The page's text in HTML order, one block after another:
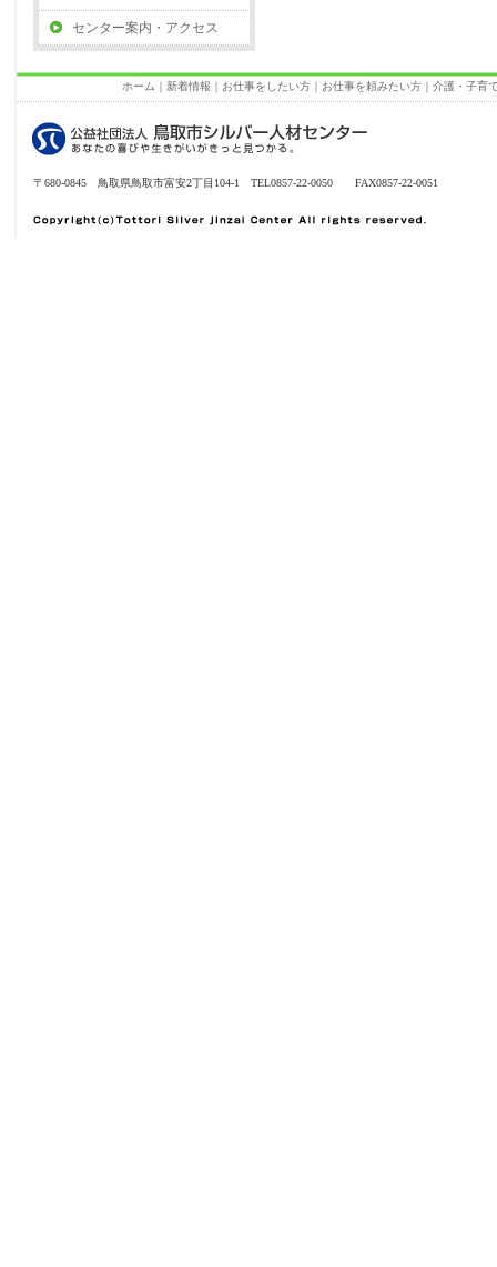
センター案内・アクセス
ホーム ｜ 新着情報 ｜ お仕事をしたい方 ｜ お仕事を頼みたい方 ｜ 介護・子育
〒680-0845 鳥取県鳥取市富安2丁目104-1 TEL0857-22-0050 FAX0857-22-0051